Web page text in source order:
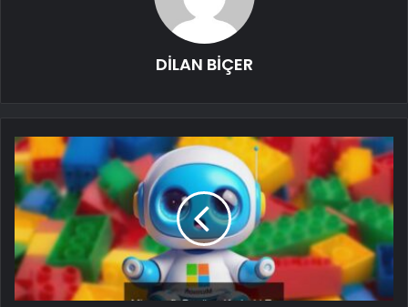
DİLAN BİÇER